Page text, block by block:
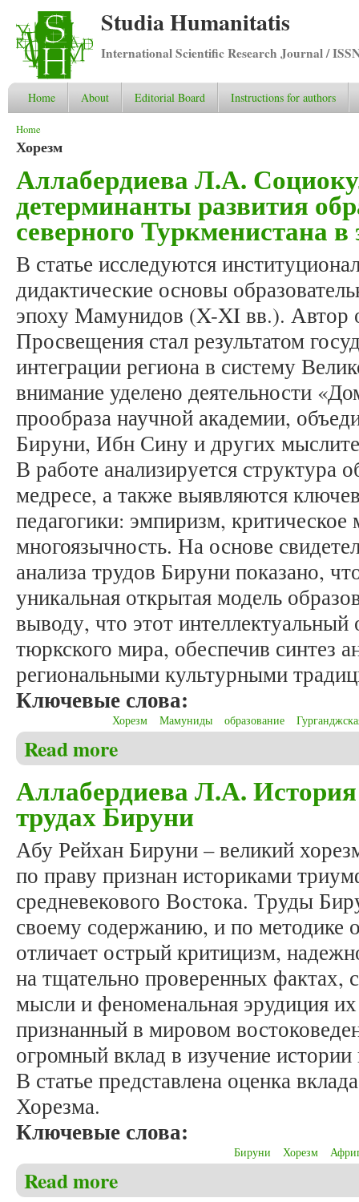
Studia Humanitatis
International Scientific Research Journal /
Home About Editorial Board Instructions for authors
You are here
Home
Хорезм
Аллабердиева Л.А.
детерминанты развития
северного Туркменистана
В статье исследуются
дидактические основы
эпоху Мамунидов (X-XI вв.). Автор
Просвещения стал результатом
интеграции региона в систему
внимание уделено деятельности
прообраза научной академии,
Бируни, Ибн Сину и других
В работе анализируется структура
медресе, а также выявляются
педагогики: эмпиризм,
многоязычность. На основе
анализа трудов Бируни показано,
уникальная открытая модель
выводу, что этот
тюркского мира, обеспечив синтез
региональными культурными
Ключевые слова:
Хорезм Мамуниды образование
Read more
Аллабердиева Л.А.
трудах Бируни
Абу Рейхан Бируни – великий
по праву признан историками
средневекового Востока. Труды
своему содержанию, и по методике
отличает острый критицизм,
на тщательно проверенных фактах,
мысли и феноменальная эрудиция
признанный в мировом
огромный вклад в изучение
В статье представлена оценка
Хорезма.
Ключевые слова:
Бируни Хорезм
Read more